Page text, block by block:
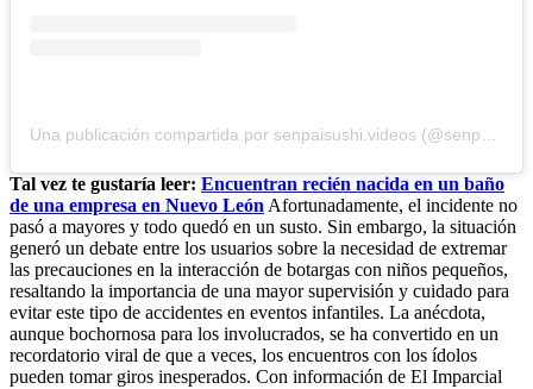
Tal vez te gustaría leer: Encuentran recién nacida en un baño
de una empresa en Nuevo León Afortunadamente, el incidente no
pasó a mayores y todo quedó en un susto. Sin embargo, la situación
generó un debate entre los usuarios sobre la necesidad de extremar
las precauciones en la interacción de botargas con niños pequeños,
resaltando la importancia de una mayor supervisión y cuidado para
evitar este tipo de accidentes en eventos infantiles. La anécdota,
aunque bochornosa para los involucrados, se ha convertido en un
recordatorio viral de que a veces, los encuentros con los ídolos
pueden tomar giros inesperados. Con información de El Imparcial